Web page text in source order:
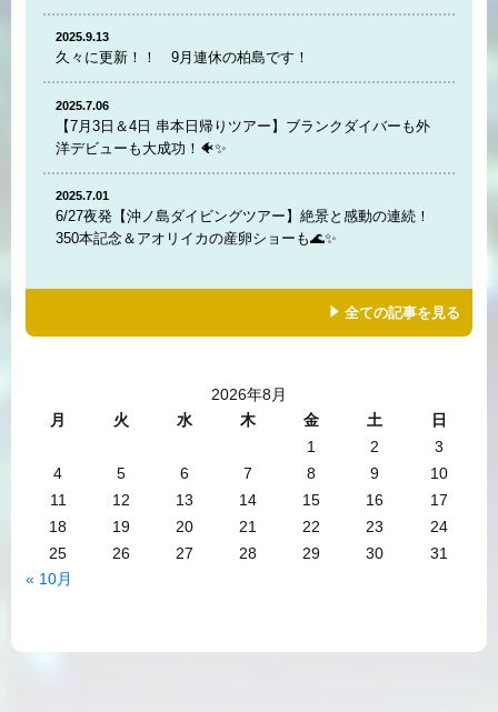
2025.9.13
久々に更新！！ 9月連休の柏島です！
2025.7.06
【7月3日＆4日 串本日帰りツアー】ブランクダイバーも外
洋デビューも大成功！🐠✨
2025.7.01
6/27夜発【沖ノ島ダイビングツアー】絶景と感動の連続！
350本記念＆アオリイカの産卵ショーも🌊✨
全ての記事を見る
2026年8月
月
火 水 木 金 土
日
1
2
3
4
5 6 7 8 9
10
11
12 13 14 15 16
17
18
19 20 21 22 23
24
25
26 27 28 29 30
31
« 10月